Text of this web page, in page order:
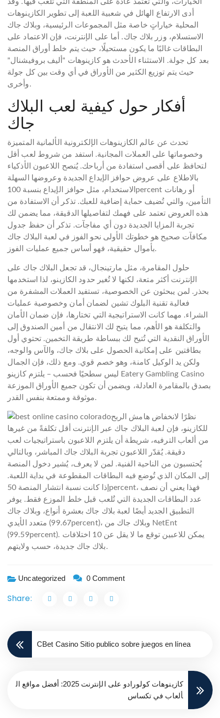
الخيارات، والتي تعتمد عادةً على المنطقة التي تُلعب فيها. وقد
أدى الارتفاع الهائل في شعبية اللعبة إلى تطوير الكازينوهات
المحلية خياراتٍ خاصة مثل المجموعات الرئيسية، وبلاك جاك
الاستسلام، وزر بلاك جاك. أما على الإنترنت، فإن الاعتماد على
البطاقات غالبًا ما يكون مستحيلًا، حيث يتم خلط أوراق المنصة
بعد كل جولة. الاستثناء الأحدث هو كازينوهات "أليف بروفيشنال"
حيث يتم توزيع الكثير من الأوراق في أي وقت بين كل جولة
وأخرى.
أفكار حول كيفية لعب البلاك
جاك
تحدث عن عالم الكازينوهات الإلكترونية الألمانية المتميزة
وخصوماتها على العملات المجانية. استفد من شروط لعب أقل
لتحافظ على أقصى استفادة من أرباحك. يُنصح اللاعبون الأذكياء
بالاطلاع على عروض حوافز الإيداع الجديدة وعروضها السهلة
الاستخدام، مثل حوافز الإيداع بنسبة 100percent أو رهانات
التأمين، والتي تُضيف حماية إضافية للعبك. تذكر أن الاستفادة من
هذه العروض تعتمد على فهمك لتفاصيلها الدقيقة، مما يضمن لك
تجربة المزايا الجديدة دون أي مفاجآت. تذكر أن حفظ جدول
مكافآت صحيح هو خطوتك الأولى نحو الفوز في لعبة البلاك جاك
بأموال حقيقية، فهو أساس جميع عمليات الفوز.
حلول المقامرة، مثل مارتينجال، قد تجعل البلاك جاك على
الإنترنت أكثر متعة، لكنها لا تُغير حدود الكازينو، لذا استخدمها
بحذر. لمن يبحثون عن الخصوصية، تستفيد العملات المشفرة من
فعالية تقنية البلوك تشين لضمان أمان وخصوصية عمليات
الشراء. مهما كانت الاستراتيجية التي تختارها، فإن ضمان الأمان
والتكلفة هو الأهم، مما يتيح لك الانتقال من أمين الصندوق إلى
الأوراق النقدية التي تُتيح لك ببساطة طريقة التخمين. تحتوي أول
بطاقتين على إمكانية الحصول على بلاك جاك، والآس والوجه،
ولكن يد الوكيل كامنة، وهو خصم قوي. ومع ذلك، فإن الجمال
ليس سطحيًا فحسب – يلتزم كازينو Eatery Gambling Casino
بصدق بالمقامرة العادلة، ويضمن أن تكون جميع الأوراق الموزعة
موثوقة وممتعة بنفس القدر.
نظرًا لانخفاض هامش الربح
للكازينو، فإن لعبة البلاك جاك عبر الإنترنت أقل تكلفةً من غيرها
من ألعاب الترفيه، شريطة أن يلتزم اللاعبون باستراتيجيات لعب
دقيقة. يُقدّر اللاعبون تجربة البلاك جاك المباشر، وبالتالي
يُحتسبون من الناحية الفنية. لمن لا يعرف، يُشير دخول المنصة
إلى المكان الذي تُوضع فيه البطاقات المقطوعة في بداية اللعبة.
إذا كانت نسبة انتشار المنصة 50percent، فهذا يعني أن نصف
عدد البطاقات الجديدة التي تُلعب قبل خلط الموزع فقط. يوفر
التطبيق الجديد أيضًا لعبة بلاك جاك بعشرة أنواع، وبلاك جاك
متعدد الأيدي (99.67percent)، وبلاك جاك من NetEnt
(99.59percent). يمكن للاعبين توقع ما لا يقل عن 10 اختلافات
بلاك جاك جديدة، حسب ولايتهم.
Uncategorized 0 Comment
Share:
CBet Casino Sitio publico sobre juegos en línea
كازينوهات كولورادو على الإنترنت 2025: أفضل مواقع ال
ألعاب في تكساس